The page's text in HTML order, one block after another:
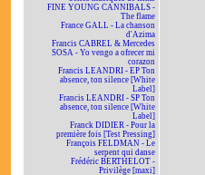
FINE YOUNG CANNIBALS -
The flame
France GALL - La chanson
d'Azima
Francis CABREL & Mercedes
SOSA - Yo vengo a ofrecer mi
corazon
Francis LEANDRI - EP Ton
absence, ton silence [White
Label]
Francis LEANDRI - SP Ton
absence, ton silence [White
Label]
Franck DIDIER - Pour la
première fois [Test Pressing]
François FELDMAN - Le
serpent qui danse
Frédéric BERTHELOT -
Privilège [maxi]